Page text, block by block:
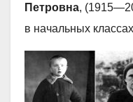
Петровна,
в начальных